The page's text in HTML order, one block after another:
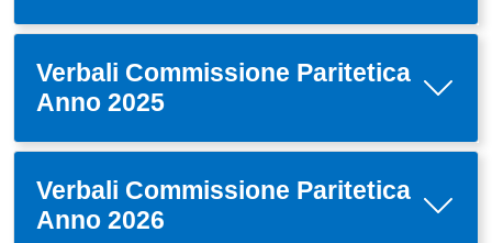
Verbali Commissione Paritetica
Anno 2025
Verbali Commissione Paritetica
Anno 2026